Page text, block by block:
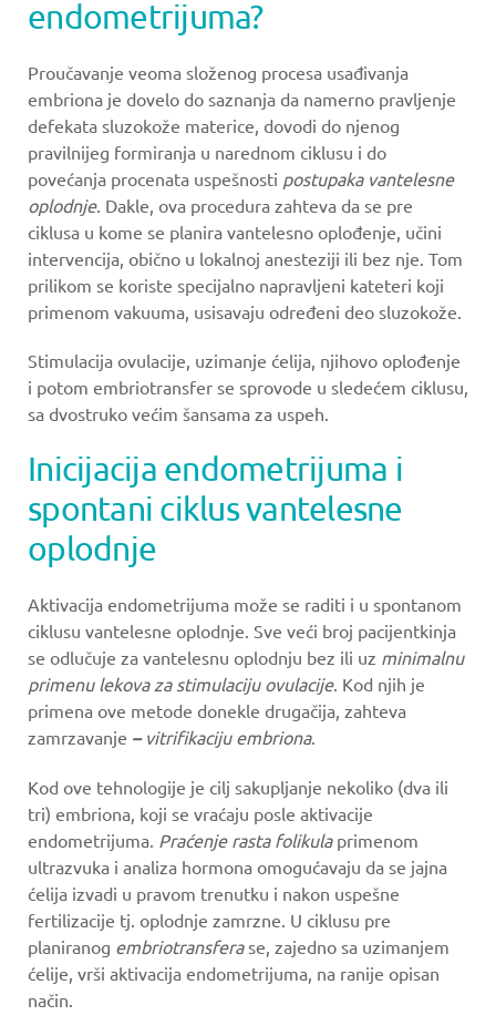
endometrijuma?
Proučavanje veoma složenog procesa usađivanja
embriona je dovelo do saznanja da namerno pravljenje
defekata sluzokože materice, dovodi do njenog
pravilnijeg formiranja u narednom ciklusu i do
povećanja procenata uspešnosti postupaka vantelesne
oplodnje. Dakle, ova procedura zahteva da se pre
ciklusa u kome se planira vantelesno oplođenje, učini
intervencija, obično u lokalnoj anesteziji ili bez nje. Tom
prilikom se koriste specijalno napravljeni kateteri koji
primenom vakuuma, usisavaju određeni deo sluzokože.
Stimulacija ovulacije, uzimanje ćelija, njihovo oplođenje
i potom embriotransfer se sprovode u sledećem ciklusu,
sa dvostruko većim šansama za uspeh.
Inicijacija endometrijuma i
spontani ciklus vantelesne
oplodnje
Aktivacija endometrijuma može se raditi i u spontanom
ciklusu vantelesne oplodnje. Sve veći broj pacijentkinja
se odlučuje za vantelesnu oplodnju bez ili uz minimalnu
primenu lekova za stimulaciju ovulacije. Kod njih je
primena ove metode donekle drugačija, zahteva
zamrzavanje – vitrifikaciju embriona.
Kod ove tehnologije je cilj sakupljanje nekoliko (dva ili
tri) embriona, koji se vraćaju posle aktivacije
endometrijuma. Praćenje rasta folikulaprimenom
ultrazvuka i analiza hormona omogućavaju da se jajna
ćelija izvadi u pravom trenutku i nakon uspešne
fertilizacije tj. oplodnje zamrzne. U ciklusu pre
planiranog embriotransfera se, zajedno sa uzimanjem
ćelije, vrši aktivacija endometrijuma, na ranije opisan
način.